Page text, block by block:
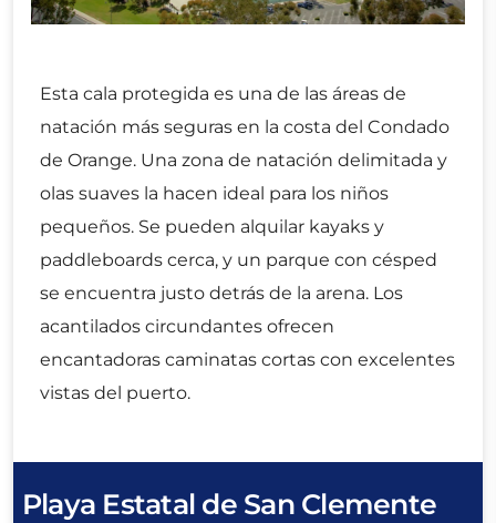
Esta cala protegida es una de las áreas de
natación más seguras en la costa del Condado
de Orange. Una zona de natación delimitada y
olas suaves la hacen ideal para los niños
pequeños. Se pueden alquilar kayaks y
paddleboards cerca, y un parque con césped
se encuentra justo detrás de la arena. Los
acantilados circundantes ofrecen
encantadoras caminatas cortas con excelentes
vistas del puerto.
Playa Estatal de San Clemente